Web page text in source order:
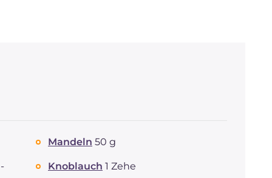
Mandeln 50 g
Knoblauch 1 Zehe